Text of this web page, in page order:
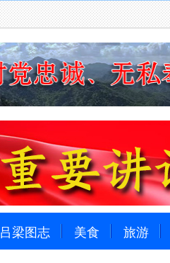
吕梁图志 美食 旅游